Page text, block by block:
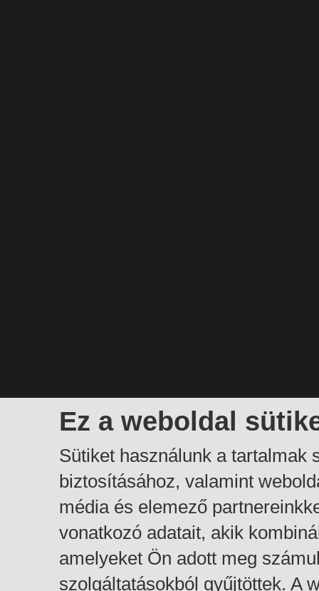
Ez a weboldal
Sütiket használunk a tartalmak
biztosításához, valamint
média és elemező
vonatkozó adatait, akik
amelyeket Ön adott meg
szolgáltatásokból gyűjtöttek. A